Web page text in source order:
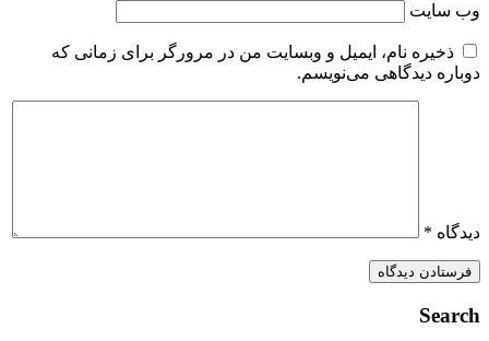
وب‌ سایت
ذخیره نام، ایمیل و وبسایت من در مرورگر برای زمانی که
دوباره دیدگاهی می‌نویسم.
دیدگاه *
Search